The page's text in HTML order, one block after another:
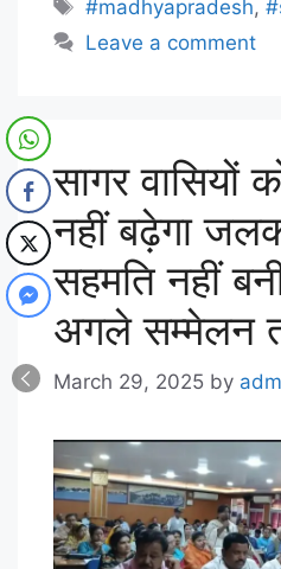
#madhyapradesh,
Leave a comment
सागर वासियों
नहीं बढ़ेगा
सहमति नहीं
अगले सम्मेलन
March 29, 2025 by